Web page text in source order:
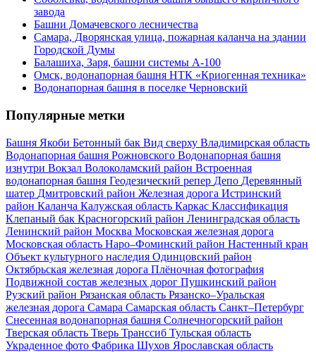
завода
Башни Домачевского лесничества
Самара, Дворянская улица, пожарная каланча на здании
Городской Думы
Балашиха, Заря, башни системы А-100
Омск, водонапорная башня НТК «Криогенная техника»
Водонапорная башня в поселке Черновский
Популярные метки
Башня Якоби Бетонный бак Вид сверху Владимирская область
Водонапорная башня Рожновского Водонапорная башня
изнутри Вокзал Волоколамский район Встроенная
водонапорная башня Геодезический репер Депо Деревянный
шатер Дмитровский район Железная дорога Истринский
район Каланча Калужская область Каркас Классификация
Клепаный бак Красногорский район Ленинградская область
Ленинский район Москва Московская железная дорога
Московская область Наро–Фоминский район Настенный кран
Объект культурного наследия Одинцовский район
Октябрьская железная дорога Плёночная фотография
Подвижной состав железных дорог Пушкинский район
Рузский район Рязанская область Рязанско–Уральская
железная дорога Самара Самарская область Санкт–Петербург
Снесенная водонапорная башня Солнечногорский район
Тверская область Тверь Транссиб Тульская область
Украденное фото Фабрика Шухов Ярославская область